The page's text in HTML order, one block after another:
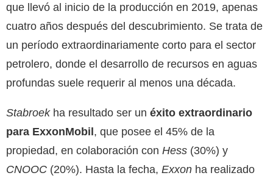
que llevó al inicio de la producción en 2019, apenas
cuatro años después del descubrimiento. Se trata de
un período extraordinariamente corto para el sector
petrolero, donde el desarrollo de recursos en aguas
profundas suele requerir al menos una década.
Stabroek ha resultado ser un éxito extraordinario
para ExxonMobil, que posee el 45% de la
propiedad, en colaboración con Hess (30%) y
CNOOC (20%). Hasta la fecha, Exxon ha realizado